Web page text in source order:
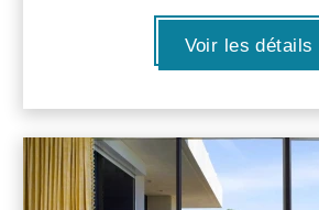
Voir les détails